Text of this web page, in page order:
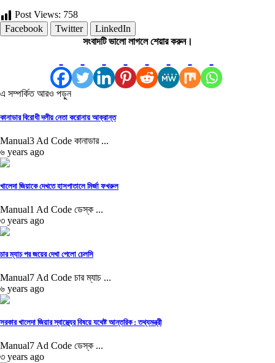
Post Views: 758
Facebook
Twitter
LinkedIn
সংবাদটি ভালো লাগলে শেয়ার করুন।
এ সম্পর্কিত আরও পড়ুন
কানাডার বিরোধী দলীয় নেতা করোনায় আক্রান্ত
Manual3 Ad Code কানাডার ...
৬ years ago
খালেদা জিয়াকে দেখতে হাসপাতালে মির্জা ফখরুল
Manual1 Ad Code ডেস্ক ...
৩ years ago
চার ম্যাচ পর জয়ের দেখা পেলো চেলসি
Manual7 Ad Code চার ম্যাচ ...
৬ years ago
সরকার খালেদা জিয়ার স্বাস্থ্যের বিষয়ে যথেষ্ট আন্তরিক : তথ্যমন্ত্রী
Manual7 Ad Code ডেস্ক ...
৩ years ago